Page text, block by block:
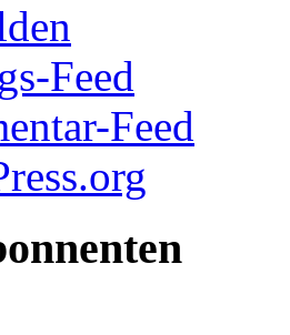
Feed
Feed